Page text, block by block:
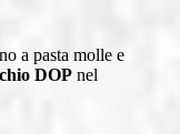
a pasta molle e
DOP nel